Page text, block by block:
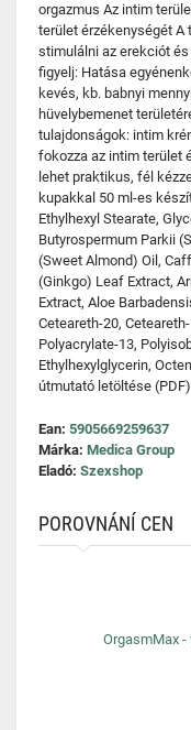
orgazmus Az intim
terület érzékenységét
stimulálni az erekciót
figyelj: Hatása
kevés, kb. babnyi
hüvelybemenet
tulajdonságok: intim
fokozza az intim terület
lehet praktikus, fél
kupakkal 50 ml-es
Ethylhexyl Stearate,
Butyrospermum Parkii
(Sweet Almond) Oil,
(Ginkgo) Leaf Extract,
Extract, Aloe
Ceteareth-20,
Polyacrylate-13,
Ethylhexylglycerin,
útmutató letöltése (PDF)
Ean: 5905669259637
Márka: Medica Group
Eladó: Szexshop
POROVNÁNÍ CEN
OrgasmMax